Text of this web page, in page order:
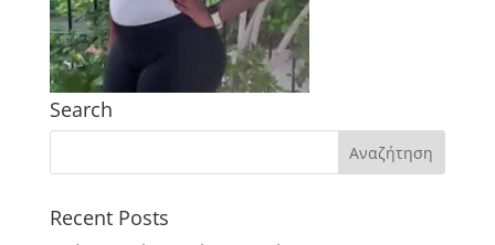
Search
Recent Posts